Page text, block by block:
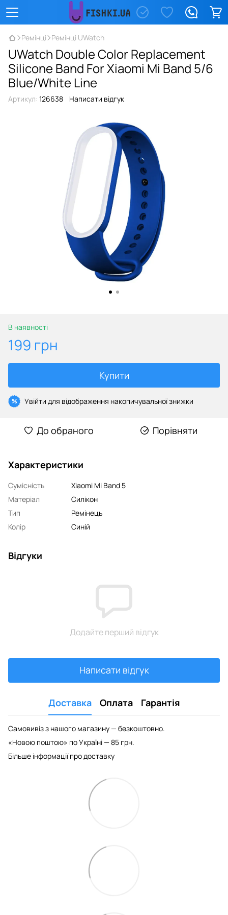
Ремінці Ремінці UWatch
UWatch Double Color Replacement
Silicone Band For Xiaomi Mi Band 5/6
Blue/White Line
Артикул: 126638 Написати відгук
В наявності
199 грн
Купити
% Увійти для відображення накопичувальної знижки
До обраного Порівняти
Характеристики
Сумісність
Xiaomi Mi Band 5
Матеріал
Силікон
Тип
Ремінець
Колір
Синій
Відгуки
Додайте перший відгук
Написати відгук
Доставка Оплата Гарантія
Самовивіз з нашого магазину — безкоштовно.
«Новою поштою» по Україні — 85 грн.
Більше інформації про доставку